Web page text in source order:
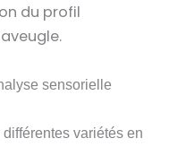
du profil
sensorielle
variétés en